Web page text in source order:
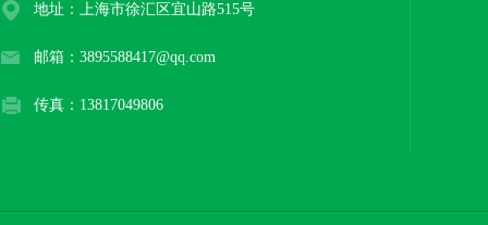
地址：上海市徐汇区宜山路515号
邮箱：3895588417@qq.com
传真：13817049806